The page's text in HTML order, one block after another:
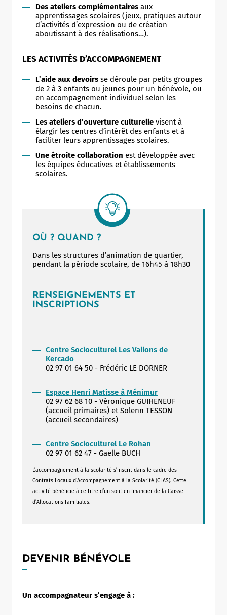
Des ateliers complémentaires aux
apprentissages scolaires (jeux, pratiques autour
d’activités d’expression ou de création
aboutissant à des réalisations…).
LES ACTIVITÉS D’ACCOMPAGNEMENT
L’aide aux devoirs se déroule par petits groupes
de 2 à 3 enfants ou jeunes pour un bénévole, ou
en accompagnement individuel selon les
besoins de chacun.
Les ateliers d’ouverture culturelle visent à
élargir les centres d’intérêt des enfants et à
faciliter leurs apprentissages scolaires.
Une étroite collaboration est développée avec
les équipes éducatives et établissements
scolaires.
OÙ ? QUAND ?
Dans les structures d’animation de quartier,
pendant la période scolaire, de 16h45 à 18h30
RENSEIGNEMENTS ET
INSCRIPTIONS
Centre Socioculturel Les Vallons de
Kercado
02 97 01 64 50 - Frédéric LE DORNER
Espace Henri Matisse à Ménimur
02 97 62 68 10 - Véronique GUIHENEUF
(accueil primaires) et Solenn TESSON
(accueil secondaires)
Centre Socioculturel Le Rohan
02 97 01 62 47 - Gaëlle BUCH
L’accompagnement à la scolarité s’inscrit dans le cadre des
Contrats Locaux d’Accompagnement à la Scolarité (CLAS). Cette
activité bénéficie à ce titre d’un soutien financier de la Caisse
d’Allocations Familiales.
DEVENIR BÉNÉVOLE
Un accompagnateur s’engage à :